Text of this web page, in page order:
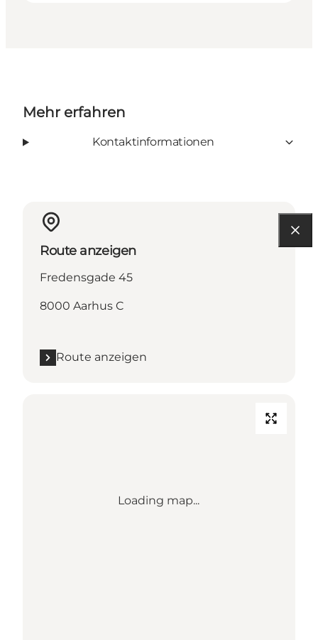
Mehr erfahren
Kontaktinformationen
Route anzeigen
Fredensgade 45
8000 Aarhus C
Route anzeigen
Loading map...